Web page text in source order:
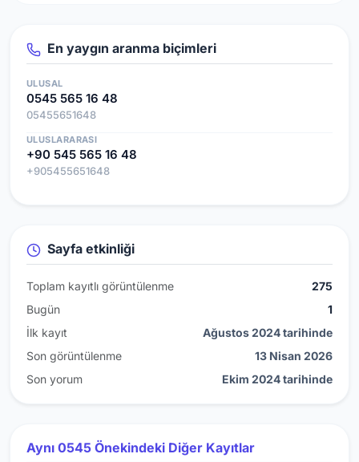
En yaygın aranma biçimleri
ULUSAL
0545 565 16 48
05455651648
ULUSLARARASI
+90 545 565 16 48
+905455651648
Sayfa etkinliği
Toplam kayıtlı görüntülenme
275
Bugün
1
İlk kayıt
Ağustos 2024 tarihinde
Son görüntülenme
13 Nisan 2026
Son yorum
Ekim 2024 tarihinde
Aynı 0545 Önekindeki Diğer Kayıtlar